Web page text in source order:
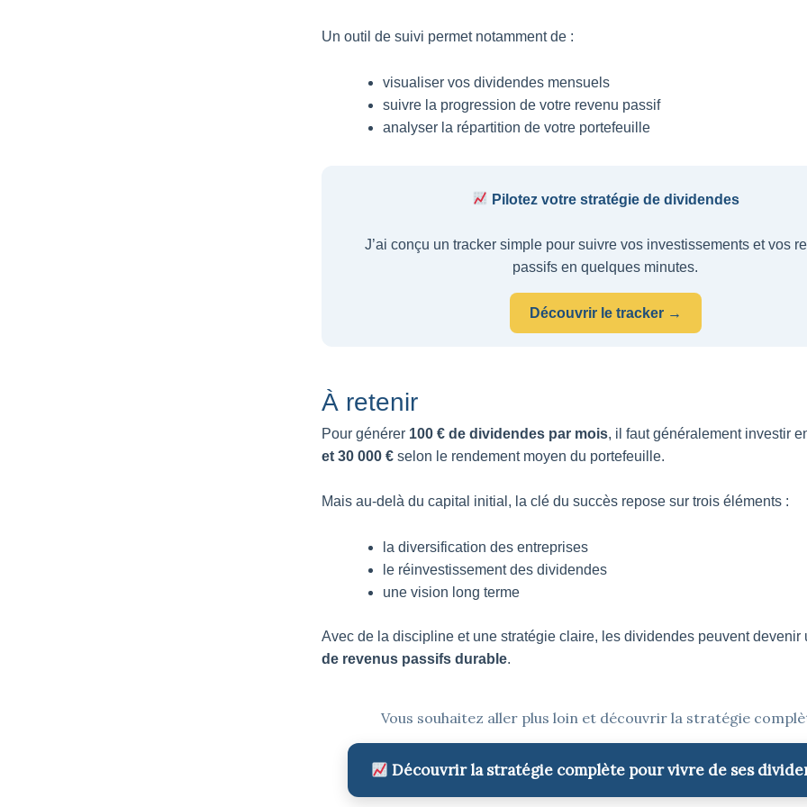
Un outil de suivi permet notamment de :
visualiser vos dividendes mensuels
suivre la progression de votre revenu passif
analyser la répartition de votre portefeuille
Pilotez votre stratégie de dividendes
J’ai conçu un tracker simple pour suivre vos investissements et vos
passifs en quelques minutes.
Découvrir le tracker →
À retenir
Pour générer 100 € de dividendes par mois, il faut généralement investir
et 30 000 € selon le rendement moyen du portefeuille.
Mais au-delà du capital initial, la clé du succès repose sur trois éléments :
la diversification des entreprises
le réinvestissement des dividendes
une vision long terme
Avec de la discipline et une stratégie claire, les dividendes peuvent devenir
de revenus passifs durable.
Vous souhaitez aller plus loin et découvrir la stratégie
Découvrir la stratégie complète pour vivre de ses